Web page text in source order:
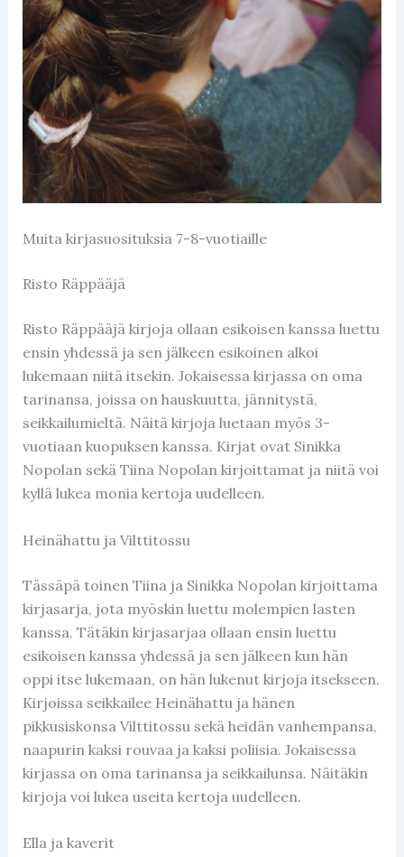
Muita kirjasuosituksia 7-8-vuotiaille
Risto Räppääjä
Risto Räppääjä kirjoja ollaan esikoisen kanssa luettu
ensin yhdessä ja sen jälkeen esikoinen alkoi
lukemaan niitä itsekin. Jokaisessa kirjassa on oma
tarinansa, joissa on hauskuutta, jännitystä,
seikkailumieltä. Näitä kirjoja luetaan myös 3-
vuotiaan kuopuksen kanssa. Kirjat ovat Sinikka
Nopolan sekä Tiina Nopolan kirjoittamat ja niitä voi
kyllä lukea monia kertoja uudelleen.
Heinähattu ja Vilttitossu
Tässäpä toinen Tiina ja Sinikka Nopolan kirjoittama
kirjasarja, jota myöskin luettu molempien lasten
kanssa. Tätäkin kirjasarjaa ollaan ensin luettu
esikoisen kanssa yhdessä ja sen jälkeen kun hän
oppi itse lukemaan, on hän lukenut kirjoja itsekseen.
Kirjoissa seikkailee Heinähattu ja hänen
pikkusiskonsa Vilttitossu sekä heidän vanhempansa,
naapurin kaksi rouvaa ja kaksi poliisia. Jokaisessa
kirjassa on oma tarinansa ja seikkailunsa. Näitäkin
kirjoja voi lukea useita kertoja uudelleen.
Ella ja kaverit